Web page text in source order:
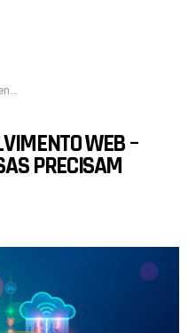
saber
WEB –
PRECISAM